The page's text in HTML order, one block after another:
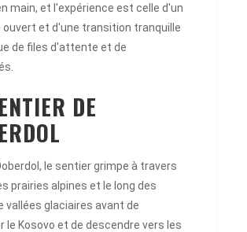
main, et l'expérience est celle d'un
ouvert et d'une transition tranquille
de files d'attente et de
DE
le sentier grimpe à travers
prairies alpines et le long des
vallées glaciaires avant de
le Kosovo et de descendre vers les